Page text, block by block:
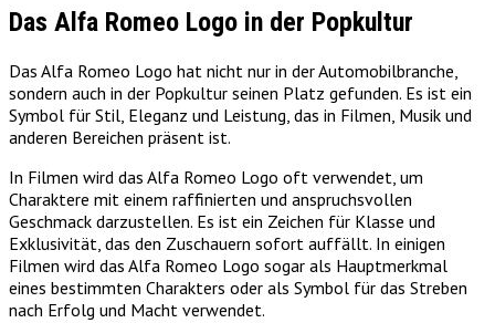
Das Alfa Romeo Logo in der Popkultur
Das Alfa Romeo Logo hat nicht nur in der Automobilbranche,
sondern auch in der Popkultur seinen Platz gefunden. Es ist ein
Symbol für Stil, Eleganz und Leistung, das in Filmen, Musik und
anderen Bereichen präsent ist.
In Filmen wird das Alfa Romeo Logo oft verwendet, um
Charaktere mit einem raffinierten und anspruchsvollen
Geschmack darzustellen. Es ist ein Zeichen für Klasse und
Exklusivität, das den Zuschauern sofort auffällt. In einigen
Filmen wird das Alfa Romeo Logo sogar als Hauptmerkmal
eines bestimmten Charakters oder als Symbol für das Streben
nach Erfolg und Macht verwendet.